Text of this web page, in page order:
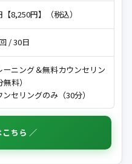
8,250円】（税込）
/ 30日
ーニング＆無料カウンセリン
料）
セリングのみ（30分）
ちら ／